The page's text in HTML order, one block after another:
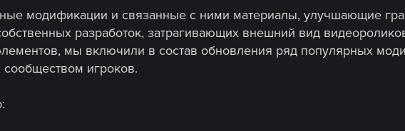
модификации и связанные с ними материалы, улучшающие
разработок, затрагивающих внешний вид
мы включили в состав обновления ряд популярных
игроков.